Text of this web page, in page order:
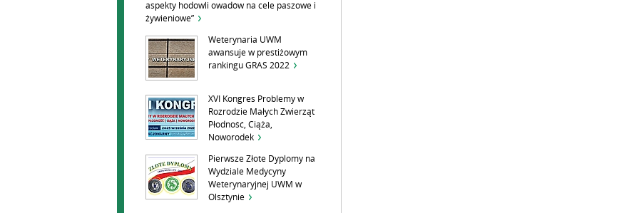
aspekty hodowli owadów na cele paszowe i
żywieniowe”
Weterynaria UWM
awansuje w prestiżowym
rankingu GRAS 2022
XVI Kongres Problemy w
Rozrodzie Małych Zwierząt
Płodność, Ciąża,
Noworodek
Pierwsze Złote Dyplomy na
Wydziale Medycyny
Weterynaryjnej UWM w
Olsztynie